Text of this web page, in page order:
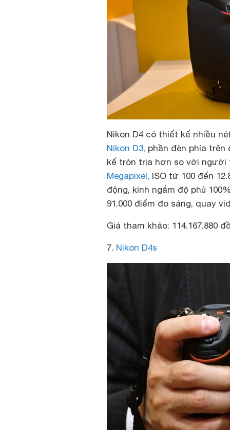
Nikon D4 có thiết kế nhiều
Nikon D3, phần đèn phía
kế tròn trịa hơn so với người
Megapixel, ISO từ 100 đến
động, kính ngắm độ phủ
91.000 điểm đo sáng, quay
Giá tham khảo: 114.167.880
7. Nikon D4s